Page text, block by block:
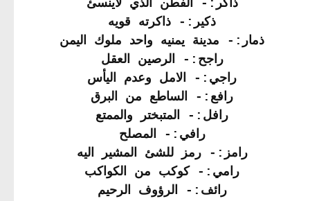
ذاكر:- الفطن الذي لاينسئ
ذكير:- ذاكرته قويه
ذمار:- مدينة يمنيه واحد ملوك اليمن
راجح:- الرصين العقل
راجي:- الامل وعدم اليأس
رافع:- الساطع من البرق
رافل:- المتبختر والممتع
رافي:- المصلح
رامز:- رمز للشئ المشير اليه
رامي:- كوكب من الكواكب
رائف:- الرؤوف الرحيم